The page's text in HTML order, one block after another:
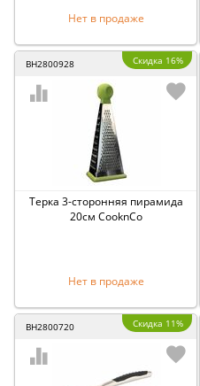
Нет в продаже
BH2800928 Скидка 16%
Терка 3-сторонняя пирамида
20см CooknCo
Нет в продаже
BH2800720 Скидка 11%